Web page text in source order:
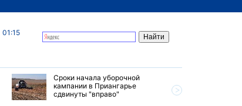
01:15
Сроки начала уборочной
кампании в Приангарье
сдвинуты "вправо"